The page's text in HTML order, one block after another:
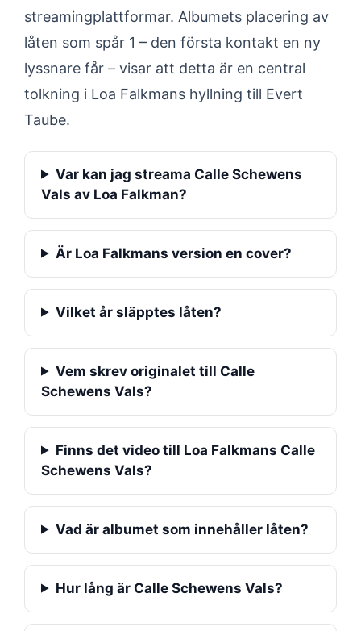
streamingplattformar. Albumets placering av
låten som spår 1 – den första kontakt en ny
lyssnare får – visar att detta är en central
tolkning i Loa Falkmans hyllning till Evert
Taube.
Var kan jag streama Calle Schewens
Vals av Loa Falkman?
Är Loa Falkmans version en cover?
Vilket år släpptes låten?
Vem skrev originalet till Calle
Schewens Vals?
Finns det video till Loa Falkmans Calle
Schewens Vals?
Vad är albumet som innehåller låten?
Hur lång är Calle Schewens Vals?